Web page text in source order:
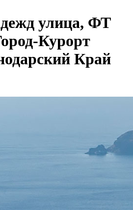
улица, ФТ
Курорт
Край